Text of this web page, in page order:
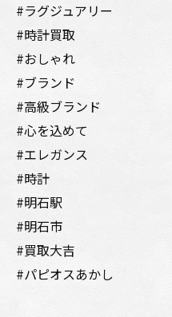
#ラグジュアリー
#時計買取
#おしゃれ
#ブランド
#高級ブランド
#心を込めて
#エレガンス
#時計
#明石駅
#明石市
#買取大吉
#パピオスあかし